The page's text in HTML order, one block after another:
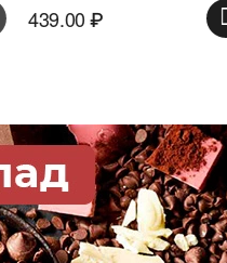
112.00